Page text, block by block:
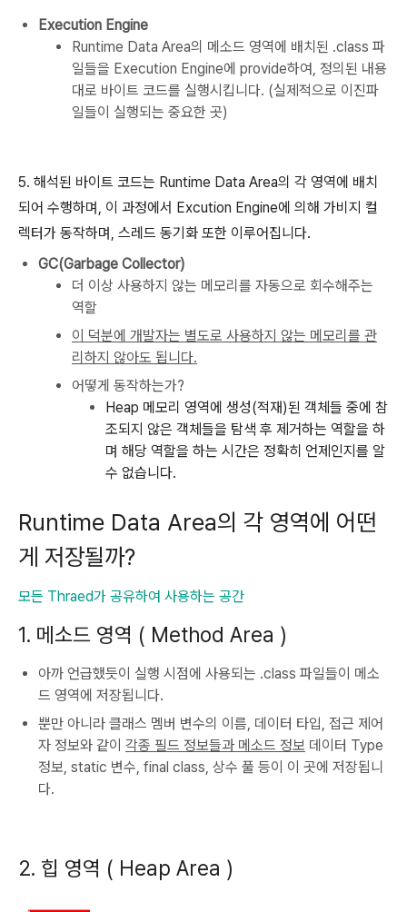
Execution Engine
Runtime Data Area의 메소드 영역에 배치된 .class 파
일들을 Execution Engine에 provide하여, 정의된 내용
대로 바이트 코드를 실행시킵니다. (실제적으로 이진파
일들이 실행되는 중요한 곳)
5. 해석된 바이트 코드는 Runtime Data Area의 각 영역에 배치
되어 수행하며, 이 과정에서 Excution Engine에 의해 가비지 컬
렉터가 동작하며, 스레드 동기화 또한 이루어집니다.
GC(Garbage Collector)
더 이상 사용하지 않는 메모리를 자동으로 회수해주는
역할
이 덕분에 개발자는 별도로 사용하지 않는 메모리를 관
리하지 않아도 됩니다.
어떻게 동작하는가?
Heap 메모리 영역에 생성(적재)된 객체들 중에 참
조되지 않은 객체들을 탐색 후 제거하는 역할을 하
며 해당 역할을 하는 시간은 정확히 언제인지를 알
수 없습니다.
Runtime Data Area의 각 영역에 어떤
게 저장될까?
모든 Thraed가 공유하여 사용하는 공간
1. 메소드 영역 ( Method Area )
아까 언급했듯이 실행 시점에 사용되는 .class 파일들이 메소
드 영역에 저장됩니다.
뿐만 아니라 클래스 멤버 변수의 이름, 데이터 타입, 접근 제어
자 정보와 같이 각종 필드 정보들과 메소드 정보 데이터 Type
정보, static 변수, final class, 상수 풀 등이 이 곳에 저장됩니
다.
2. 힙 영역 ( Heap Area )